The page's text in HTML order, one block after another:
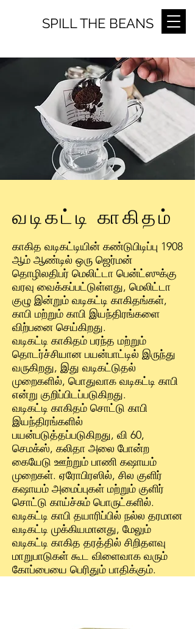
SPILL THE BEANS
வடிகட்டி காகிதம்
காகித வடிகட்டியின் கண்டுபிடிப்பு 1908
ஆம் ஆண்டில் ஒரு ஜெர்மன்
தொழிலதிபர் மெலிட்டா பென்ட்ஸுக்கு
வரவு வைக்கப்பட்டுள்ளது, மெலிட்டா
குழு இன்றும் வடிகட்டி காகிதங்கள்,
காபி மற்றும் காபி இயந்திரங்களை
விற்பனை செய்கிறது.
வடிகட்டி காகிதம் பரந்த மற்றும்
தொடர்ச்சியான பயன்பாட்டில் இருந்து
வருகிறது, இது வடிகட்டுதல்
முறைகளில், பொதுவாக வடிகட்டி காபி
என்று குறிப்பிடப்படுகிறது.
வடிகட்டி காகிதம் சொட்டு காபி
இயந்திரங்களில்
பயன்படுத்தப்படுகிறது, வி 60,
செமக்ஸ், கலிதா அலை போன்ற
கையேடு ஊற்றும் பாணி கஷாயம்
முறைகள். ஏரோபிரஸில், சில குளிர்
கஷாயம் அமைப்புகள் மற்றும் குளிர்
சொட்டு காய்ச்சும் பொருட்களில்.
வடிகட்டி காபி தயாரிப்பில் நல்ல தரமான
வடிகட்டி முக்கியமானது, மேலும்
வடிகட்டி காகித தரத்தில் சிறிதளவு
மாறுபாடுகள் கூட விளைவாக வரும்
கோப்பையை பெரிதும் பாதிக்கும்.